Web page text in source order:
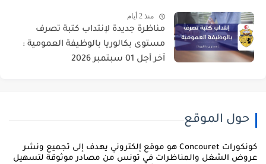
منذ 2 أيام
مناظرة جديدة لإنتداب كتبة تصرف
مستوى بكالوريا بالوظيفة العمومية :
آخر أجل 01 سبتمبر 2026
حول الموقع
كونكورات Concouret هو موقع إلكتروني يهدف إلى تجميع ونشر
الشغل والمناظرات في تونس من مصادر موثوقة لتسهيل